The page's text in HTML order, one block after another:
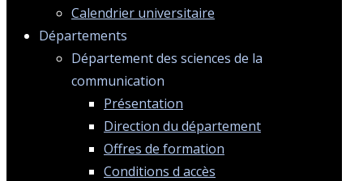
Calendrier universitaire
Départements
Département des sciences de la
communication
Présentation
Direction du département
Offres de formation
Conditions d accès